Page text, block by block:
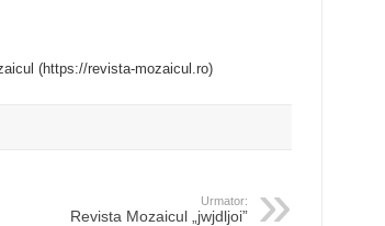
(https://revista-mozaicul.ro)
Urmator:
Revista Mozaicul „jwjdljoi”